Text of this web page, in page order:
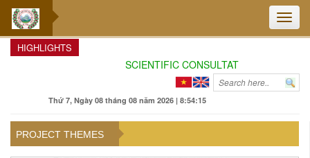
Toggle
HIGHLIGHTS
SCIENTIFIC CONSULTATION:
Thứ 7, Ngày 08 tháng 08 năm 2026 | 8:54:16
PROJECT THEMES